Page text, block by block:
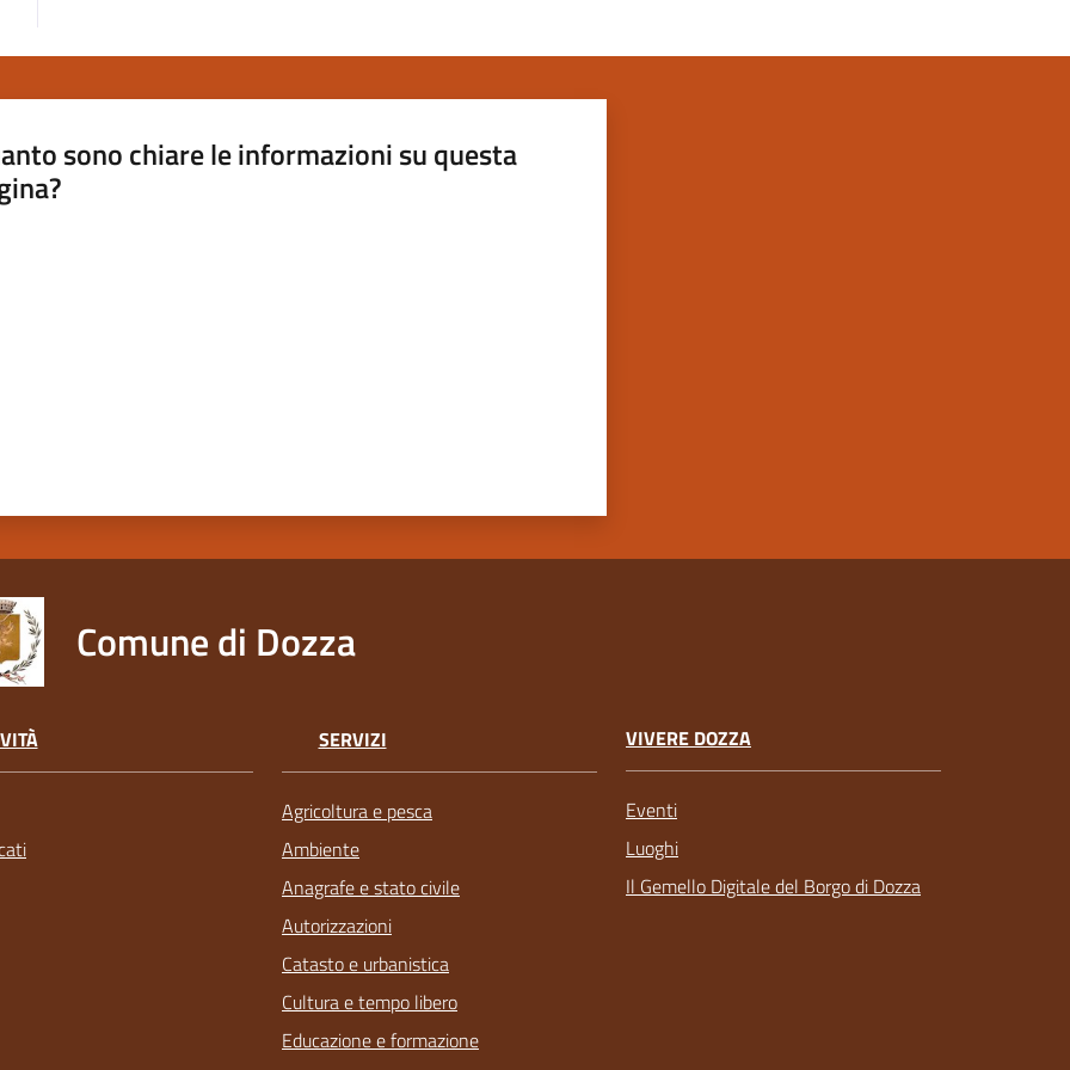
sono chiare le informazioni su questa
Comune di Dozza
SERVIZI
Agricoltura e pesca
Ambiente
Anagrafe e stato civile
Autorizzazioni
Catasto e urbanistica
Cultura e tempo libero
Educazione e formazione
VIVERE DOZZA
Eventi
Luoghi
Il Gemello Digitale del Borgo di Dozza